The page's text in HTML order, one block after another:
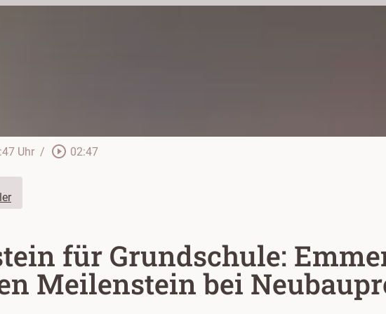
Uhr / play_circle_outline 02:47
für Grundschule:
Meilenstein bei